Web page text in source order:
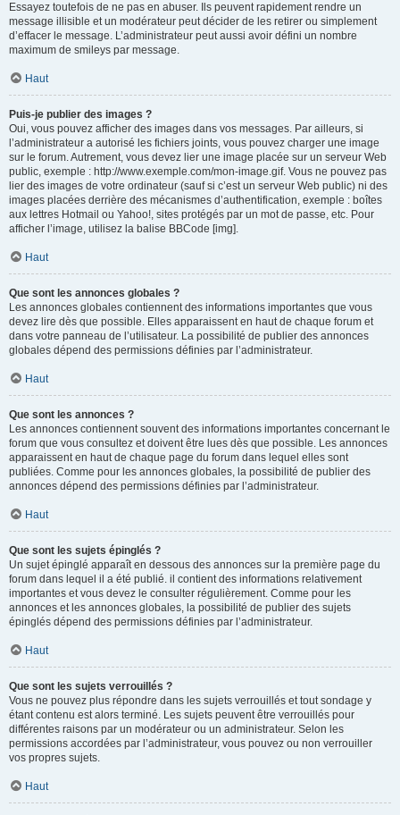
Essayez toutefois de ne pas en abuser. Ils peuvent rapidement rendre un
message illisible et un modérateur peut décider de les retirer ou simplement
d’effacer le message. L’administrateur peut aussi avoir défini un nombre
maximum de smileys par message.
Haut
Puis-je publier des images ?
Oui, vous pouvez afficher des images dans vos messages. Par ailleurs, si
l’administrateur a autorisé les fichiers joints, vous pouvez charger une image
sur le forum. Autrement, vous devez lier une image placée sur un serveur Web
public, exemple : http://www.exemple.com/mon-image.gif. Vous ne pouvez pas
lier des images de votre ordinateur (sauf si c’est un serveur Web public) ni des
images placées derrière des mécanismes d’authentification, exemple : boîtes
aux lettres Hotmail ou Yahoo!, sites protégés par un mot de passe, etc. Pour
afficher l’image, utilisez la balise BBCode [img].
Haut
Que sont les annonces globales ?
Les annonces globales contiennent des informations importantes que vous
devez lire dès que possible. Elles apparaissent en haut de chaque forum et
dans votre panneau de l’utilisateur. La possibilité de publier des annonces
globales dépend des permissions définies par l’administrateur.
Haut
Que sont les annonces ?
Les annonces contiennent souvent des informations importantes concernant le
forum que vous consultez et doivent être lues dès que possible. Les annonces
apparaissent en haut de chaque page du forum dans lequel elles sont
publiées. Comme pour les annonces globales, la possibilité de publier des
annonces dépend des permissions définies par l’administrateur.
Haut
Que sont les sujets épinglés ?
Un sujet épinglé apparaît en dessous des annonces sur la première page du
forum dans lequel il a été publié. il contient des informations relativement
importantes et vous devez le consulter régulièrement. Comme pour les
annonces et les annonces globales, la possibilité de publier des sujets
épinglés dépend des permissions définies par l’administrateur.
Haut
Que sont les sujets verrouillés ?
Vous ne pouvez plus répondre dans les sujets verrouillés et tout sondage y
étant contenu est alors terminé. Les sujets peuvent être verrouillés pour
différentes raisons par un modérateur ou un administrateur. Selon les
permissions accordées par l’administrateur, vous pouvez ou non verrouiller
vos propres sujets.
Haut